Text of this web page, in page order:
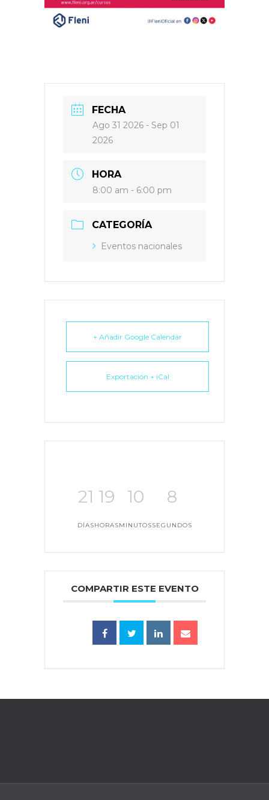
FECHA
Ago 31 2026 - Sep 01
2026
HORA
8:00 am - 6:00 pm
CATEGORÍA
Eventos nacionales
+ Añadir Google Calendar
Exportación + iCal
21
DÍAS
19
HORAS
10
MINUTOS
8
SEGUNDOS
COMPARTIR ESTE EVENTO